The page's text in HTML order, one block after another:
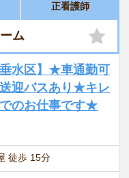
正看護師
ム
垂水区】★車通勤可
迎バスあり★キレ
のお仕事です★
徒歩 15分